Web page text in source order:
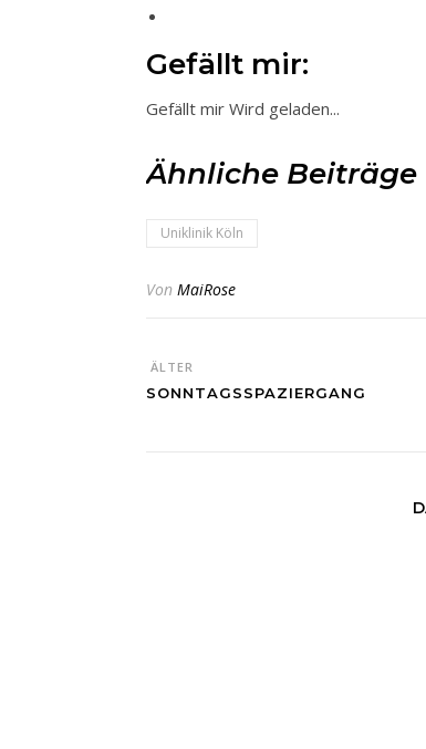
Gefällt mir:
Gefällt mir Wird geladen...
Ähnliche Beiträge
Uniklinik Köln
Von MaiRose
ÄLTER
SONNTAGSSPAZIERGANG